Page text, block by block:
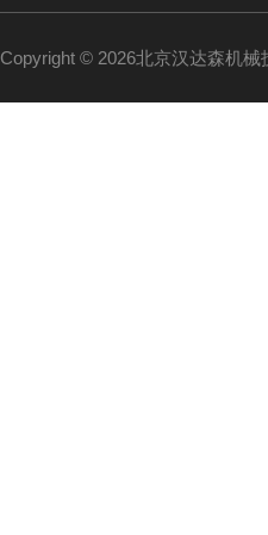
Copyright © 2026北京汉达森机